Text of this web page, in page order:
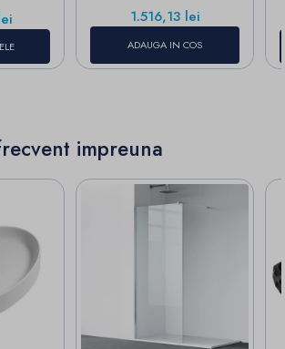
Pret
1.516,13 lei
ADAUGA IN COS
impreuna